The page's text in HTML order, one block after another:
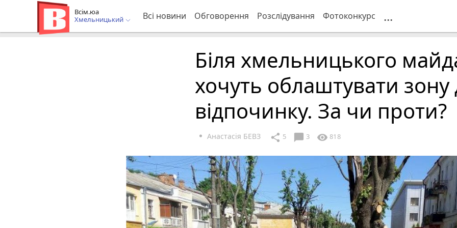
Всім.юа
Хмельницький
Всі новини Обговорення Розслідування Фотоконкурс ...
Біля хмельницького
хочуть облаштувати зону
відпочинку. За чи проти?
Анастасія БЕВЗ share 5 chat_bubble 3 visibility 818